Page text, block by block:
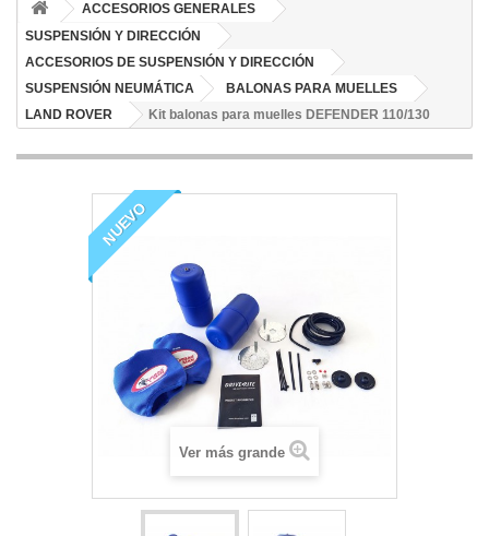
ACCESORIOS GENERALES
SUSPENSIÓN Y DIRECCIÓN
ACCESORIOS DE SUSPENSIÓN Y DIRECCIÓN
SUSPENSIÓN NEUMÁTICA
BALONAS PARA MUELLES
LAND ROVER
Kit balonas para muelles DEFENDER 110/130
NUEVO
Ver más grande